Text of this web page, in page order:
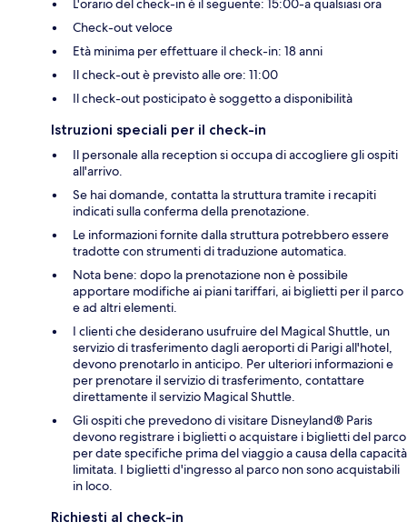
L'orario del check-in è il seguente: 15:00-a qualsiasi ora
Check-out veloce
Età minima per effettuare il check-in: 18 anni
Il check-out è previsto alle ore: 11:00
Il check-out posticipato è soggetto a disponibilità
Istruzioni speciali per il check-in
Il personale alla reception si occupa di accogliere gli ospiti
all'arrivo.
Se hai domande, contatta la struttura tramite i recapiti
indicati sulla conferma della prenotazione.
Le informazioni fornite dalla struttura potrebbero essere
tradotte con strumenti di traduzione automatica.
Nota bene: dopo la prenotazione non è possibile
apportare modifiche ai piani tariffari, ai biglietti per il parco
e ad altri elementi.
I clienti che desiderano usufruire del Magical Shuttle, un
servizio di trasferimento dagli aeroporti di Parigi all'hotel,
devono prenotarlo in anticipo. Per ulteriori informazioni e
per prenotare il servizio di trasferimento, contattare
direttamente il servizio Magical Shuttle.
Gli ospiti che prevedono di visitare Disneyland® Paris
devono registrare i biglietti o acquistare i biglietti del parco
per date specifiche prima del viaggio a causa della capacità
limitata. I biglietti d'ingresso al parco non sono acquistabili
in loco.
Richiesti al check-in